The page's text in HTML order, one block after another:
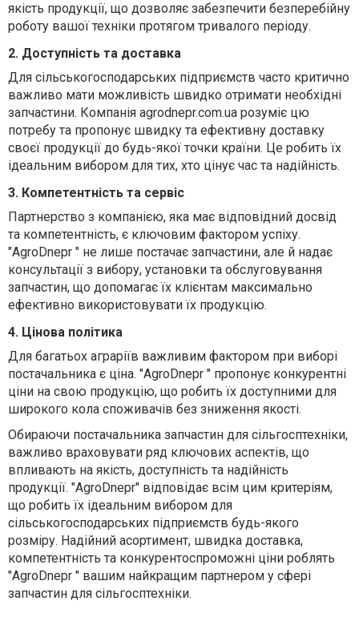
якість продукції, що дозволяє забезпечити безперебійну
роботу вашої техніки протягом тривалого періоду.
2. Доступність та доставка
Для сільськогосподарських підприємств часто критично
важливо мати можливість швидко отримати необхідні
запчастини. Компанія agrodnepr.com.ua розуміє цю
потребу та пропонує швидку та ефективну доставку
своєї продукції до будь-якої точки країни. Це робить їх
ідеальним вибором для тих, хто цінує час та надійність.
3. Компетентність та сервіс
Партнерство з компанією, яка має відповідний досвід
та компетентність, є ключовим фактором успіху.
"AgroDnepr " не лише постачає запчастини, але й надає
консультації з вибору, установки та обслуговування
запчастин, що допомагає їх клієнтам максимально
ефективно використовувати їх продукцію.
4. Цінова політика
Для багатьох аграріїв важливим фактором при виборі
постачальника є ціна. "AgroDnepr " пропонує конкурентні
ціни на свою продукцію, що робить їх доступними для
широкого кола споживачів без зниження якості.
Обираючи постачальника запчастин для сільгосптехніки,
важливо враховувати ряд ключових аспектів, що
впливають на якість, доступність та надійність
продукції. "AgroDnepr" відповідає всім цим критеріям,
що робить їх ідеальним вибором для
сільськогосподарських підприємств будь-якого
розміру. Надійний асортимент, швидка доставка,
компетентність та конкурентоспроможні ціни роблять
"AgroDnepr " вашим найкращим партнером у сфері
запчастин для сільгосптехніки.